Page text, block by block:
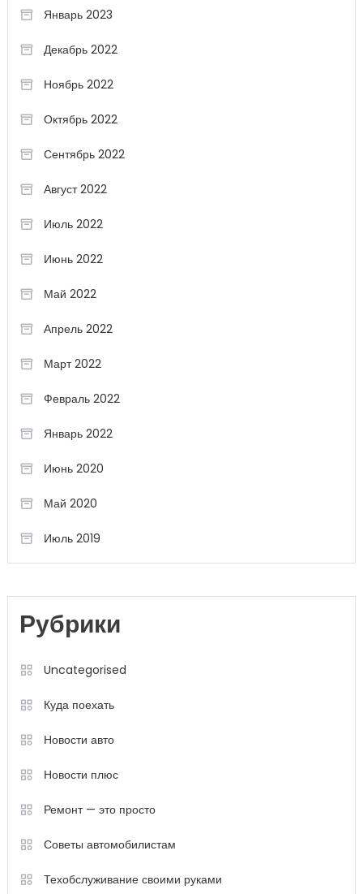
Январь 2023
Декабрь 2022
Ноябрь 2022
Октябрь 2022
Сентябрь 2022
Август 2022
Июль 2022
Июнь 2022
Май 2022
Апрель 2022
Март 2022
Февраль 2022
Январь 2022
Июнь 2020
Май 2020
Июль 2019
Рубрики
Uncategorised
Куда поехать
Новости авто
Новости плюс
Ремонт — это просто
Советы автомобилистам
Техобслуживание своими руками